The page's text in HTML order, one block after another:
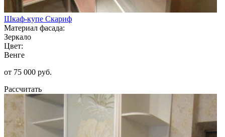
Шкаф-купе Скариф
Материал фасада:
Зеркало
Цвет:
Венге
от 75 000 руб.
Рассчитать